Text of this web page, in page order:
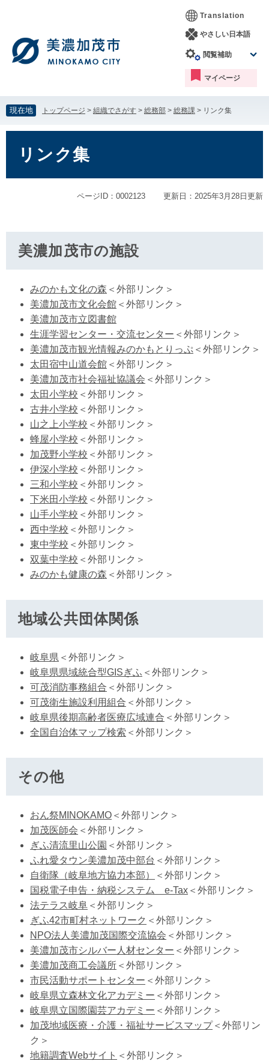
す。
し
て
本
文
Translation
やさしい日本語
閲覧補助
マイページ
現在地 トップページ > 組織でさがす > 総務部 > 総務課 > リンク集
リンク集
ページID：0002123 更新日：2025年3月28日更新
美濃加茂市の施設
みのかも文化の森 ＜外部リンク＞
美濃加茂市文化会館 ＜外部リンク＞
美濃加茂市立図書館
生涯学習センター・交流センター ＜外部リンク＞
美濃加茂市観光情報みのかもとりっぷ ＜外部リンク＞
太田宿中山道会館 ＜外部リンク＞
美濃加茂市社会福祉協議会 ＜外部リンク＞
太田小学校 ＜外部リンク＞
古井小学校 ＜外部リンク＞
山之上小学校 ＜外部リンク＞
蜂屋小学校 ＜外部リンク＞
加茂野小学校 ＜外部リンク＞
伊深小学校 ＜外部リンク＞
三和小学校 ＜外部リンク＞
下米田小学校 ＜外部リンク＞
山手小学校 ＜外部リンク＞
西中学校 ＜外部リンク＞
東中学校 ＜外部リンク＞
双葉中学校 ＜外部リンク＞
みのかも健康の森 ＜外部リンク＞
地域公共団体関係
岐阜県 ＜外部リンク＞
岐阜県県域統合型GISぎふ ＜外部リンク＞
可茂消防事務組合 ＜外部リンク＞
可茂衛生施設利用組合 ＜外部リンク＞
岐阜県後期高齢者医療広域連合 ＜外部リンク＞
全国自治体マップ検索 ＜外部リンク＞
その他
おん祭MINOKAMO ＜外部リンク＞
加茂医師会 ＜外部リンク＞
ぎふ清流里山公園 ＜外部リンク＞
ふれ愛タウン美濃加茂中部台 ＜外部リンク＞
自衛隊（岐阜地方協力本部）
＜外部リンク＞
国税電子申告・納税システム e-Tax ＜外部リンク＞
法テラス岐阜 ＜外部リンク＞
ぎふ42市町村ネットワーク ＜外部リンク＞
NPO法人美濃加茂国際交流協会 ＜外部リンク＞
美濃加茂市シルバー人材センター ＜外部リンク＞
美濃加茂商工会議所 ＜外部リンク＞
市民活動サポートセンター ＜外部リンク＞
岐阜県立森林文化アカデミー ＜外部リンク＞
岐阜県立国際園芸アカデミー ＜外部リンク＞
加茂地域医療・介護・福祉サービスマップ＜外部リン
ク＞
地籍調査Webサイト ＜外部リンク＞